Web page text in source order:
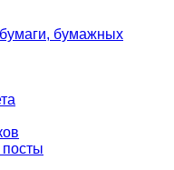
бумажных